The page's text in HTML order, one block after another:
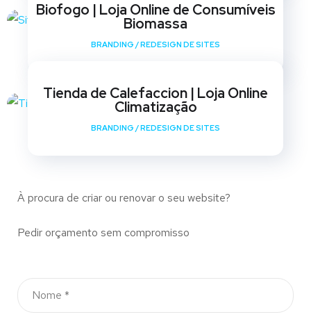
Biofogo | Loja Online de Consumíveis
Biomassa
BRANDING /REDESIGN DE SITES
Tienda de Calefaccion | Loja Online
Climatização
BRANDING /REDESIGN DE SITES
À procura de criar ou renovar o seu website?
Pedir orçamento sem compromisso